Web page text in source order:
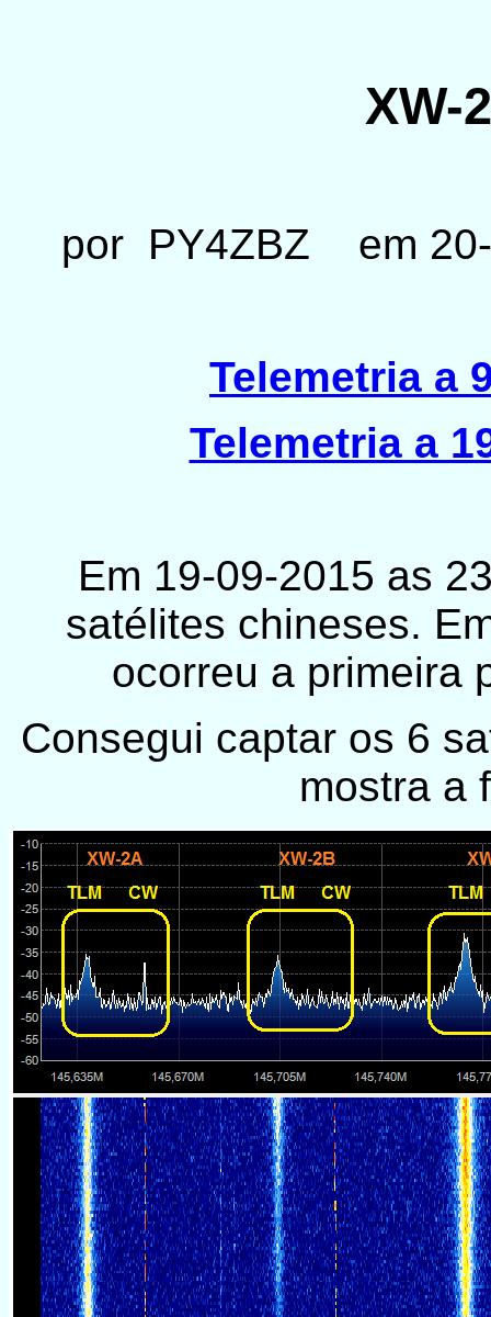
XW-
por PY4ZBZ em
Telemetria a
Telemetria a
Em 19-09-2015 as
satélites chineses.
ocorreu a primeira
Consegui captar os 6
mostra a